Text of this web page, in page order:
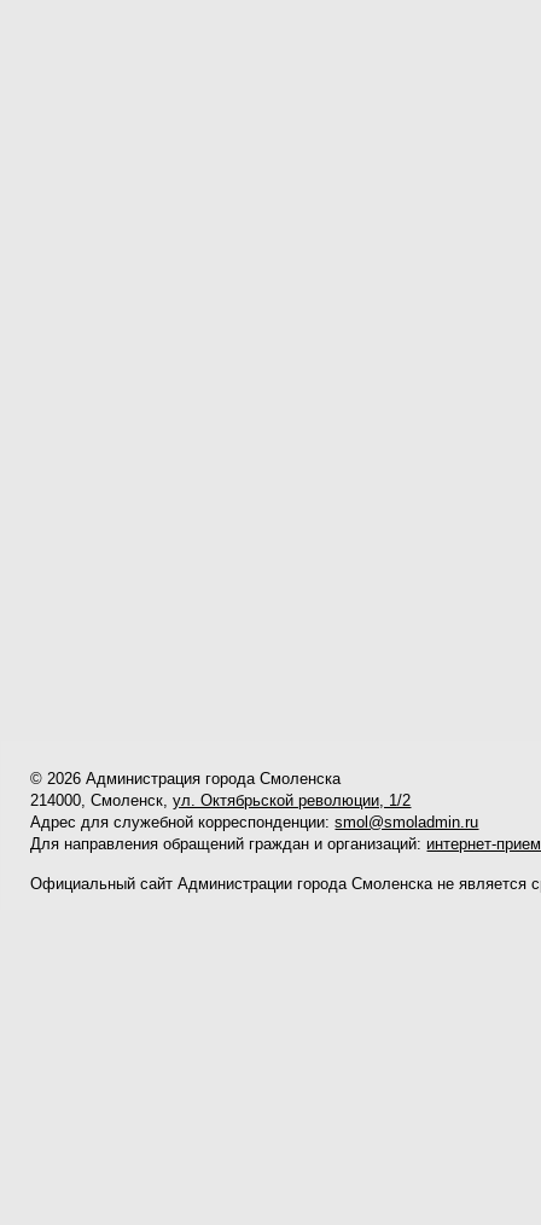
© 2026 Администрация города Смоленска
214000, Смоленск,ул. Октябрьской революции, 1/2
Адрес для служебной корреспонденции:smol@smoladmin.ru
Для направления обращений граждан и организаций: интернет-
Официальный сайт Администрации города Смоленска не является